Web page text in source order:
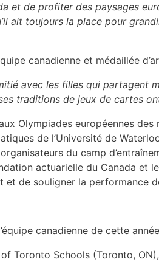
et de profiter des paysages
ait toujours la place pour
canadienne et médaillée
avec les filles qui partagent
traditions de jeux de cartes
Olympiades européennes
de l’Université de
du camp
actuarielle du Canada et
de souligner la performance
canadienne de cette
Toronto Schools (Toronto, ON),